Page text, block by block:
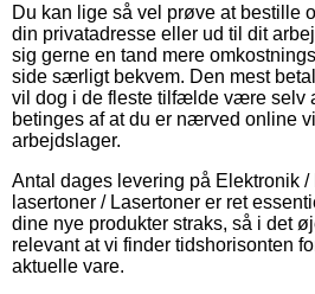
Du kan lige så vel prøve at bestille
din privatadresse eller ud til dit
sig gerne en tand mere
side særligt bekvem. Den mest
vil dog i de fleste tilfælde være selv
betinges af at du er nærved online
arbejdslager.
Antal dages levering på Elektronik
lasertoner / Lasertoner er ret
dine nye produkter straks, så i det
relevant at vi finder tidshorisonten
aktuelle vare.